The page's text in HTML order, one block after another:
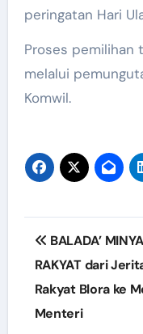
peringatan Hari
Proses pemilihan
melalui
Komwil.
Post
BALADA’
RAKYAT dari
Rakyat Blora ke
Menteri